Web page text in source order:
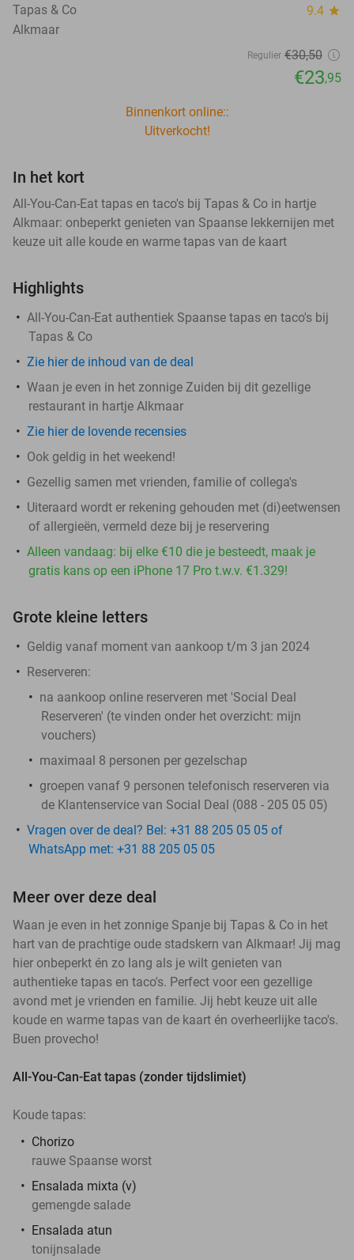
Tapas & Co 9.4 star
Alkmaar
Regulier €30,50
€23,95
Binnenkort online::
Uitverkocht!
In het kort
All-You-Can-Eat tapas en taco's bij Tapas & Co in hartje
Alkmaar: onbeperkt genieten van Spaanse lekkernijen met
keuze uit alle koude en warme tapas van de kaart
Highlights
All-You-Can-Eat authentiek Spaanse tapas en taco's bij
Tapas & Co
Zie hier de inhoud van de deal
Waan je even in het zonnige Zuiden bij dit gezellige
restaurant in hartje Alkmaar
Zie hier de lovende recensies
Ook geldig in het weekend!
Gezellig samen met vrienden, familie of collega's
Uiteraard wordt er rekening gehouden met (di)eetwensen
of allergieën, vermeld deze bij je reservering
Alleen vandaag: bij elke €10 die je besteedt, maak je
gratis kans op een iPhone 17 Pro t.w.v. €1.329!
Grote kleine letters
Geldig vanaf moment van aankoop t/m 3 jan 2024
Reserveren:
na aankoop online reserveren met 'Social Deal
Reserveren' (te vinden onder het overzicht: mijn
vouchers)
maximaal 8 personen per gezelschap
groepen vanaf 9 personen telefonisch reserveren via
de Klantenservice van Social Deal (088 - 205 05 05)
Vragen over de deal? Bel: +31 88 205 05 05 of
WhatsApp met: +31 88 205 05 05
Meer over deze deal
Waan je even in het zonnige Spanje bij Tapas & Co in het
hart van de prachtige oude stadskern van Alkmaar! Jij mag
hier onbeperkt én zo lang als je wilt genieten van
authentieke tapas en taco's. Perfect voor een gezellige
avond met je vrienden en familie. Jij hebt keuze uit alle
koude en warme tapas van de kaart én overheerlijke taco's.
Buen provecho!
All-You-Can-Eat tapas (zonder tijdslimiet)
Koude tapas:
Chorizo
rauwe Spaanse worst
Ensalada mixta (v)
gemengde salade
Ensalada atun
tonijnsalade